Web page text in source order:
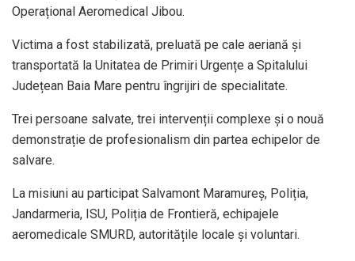
Operațional Aeromedical Jibou.
Victima a fost stabilizată, preluată pe cale aeriană și
transportată la Unitatea de Primiri Urgențe a Spitalului
Județean Baia Mare pentru îngrijiri de specialitate.
Trei persoane salvate, trei intervenții complexe și o nouă
demonstrație de profesionalism din partea echipelor de
salvare.
La misiuni au participat Salvamont Maramureș, Poliția,
Jandarmeria, ISU, Poliția de Frontieră, echipajele
aeromedicale SMURD, autoritățile locale și voluntari.